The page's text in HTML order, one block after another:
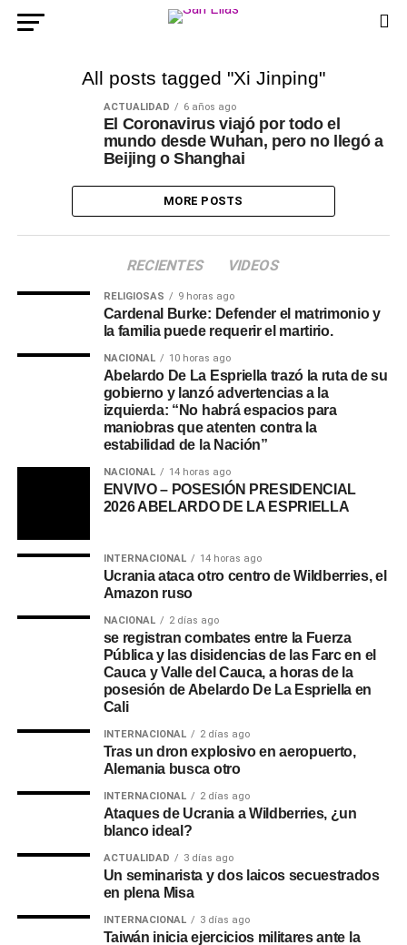
All posts tagged "Xi Jinping"
ACTUALIDAD 6 años ago
El Coronavirus viajó por todo el
mundo desde Wuhan, pero no llegó a
Beijing o Shanghai
MORE POSTS
RECIENTES VIDEOS
RELIGIOSAS 9 horas ago
Cardenal Burke: Defender el matrimonio y
la familia puede requerir el martirio.
NACIONAL 10 horas ago
Abelardo De La Espriella trazó la ruta de su
gobierno y lanzó advertencias a la
izquierda: “No habrá espacios para
maniobras que atenten contra la
estabilidad de la Nación”
NACIONAL 14 horas ago
ENVIVO – POSESIÓN PRESIDENCIAL
2026 ABELARDO DE LA ESPRIELLA
INTERNACIONAL 14 horas ago
Ucrania ataca otro centro de Wildberries, el
Amazon ruso
NACIONAL 2 días ago
se registran combates entre la Fuerza
Pública y las disidencias de las Farc en el
Cauca y Valle del Cauca, a horas de la
posesión de Abelardo De La Espriella en
Cali
INTERNACIONAL 2 días ago
Tras un dron explosivo en aeropuerto,
Alemania busca otro
INTERNACIONAL 2 días ago
Ataques de Ucrania a Wildberries, ¿un
blanco ideal?
ACTUALIDAD 3 días ago
Un seminarista y dos laicos secuestrados
en plena Misa
INTERNACIONAL 3 días ago
Taiwán inicia ejercicios militares ante la